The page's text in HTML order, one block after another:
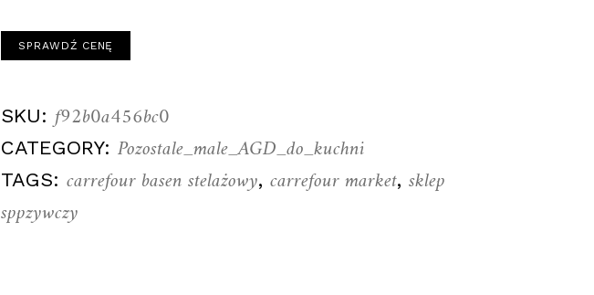
SPRAWDŹ CENĘ
SKU: f92b0a456bc0
CATEGORY:Pozostale_male_AGD_do_kuchni
TAGS:carrefour basen stelażowy,carrefour market,sklep
sppzywczy